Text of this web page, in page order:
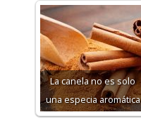
La canela no es solo
una especia aromática